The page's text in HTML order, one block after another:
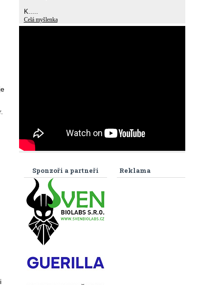
K.....
Celá myšlenka
Reklama
Sponzoři a partneři